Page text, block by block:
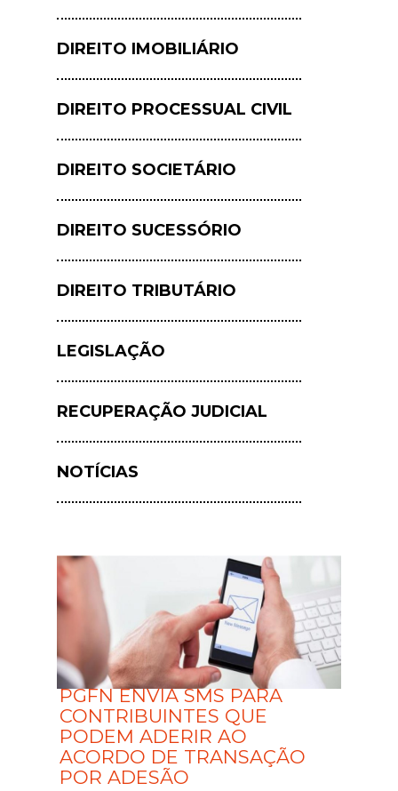
DIREITO IMOBILIÁRIO
DIREITO PROCESSUAL CIVIL
DIREITO SOCIETÁRIO
DIREITO SUCESSÓRIO
DIREITO TRIBUTÁRIO
LEGISLAÇÃO
RECUPERAÇÃO JUDICIAL
NOTÍCIAS
PGFN ENVIA SMS PARA
CONTRIBUINTES QUE
PODEM ADERIR AO
ACORDO DE TRANSAÇÃO
POR ADESÃO